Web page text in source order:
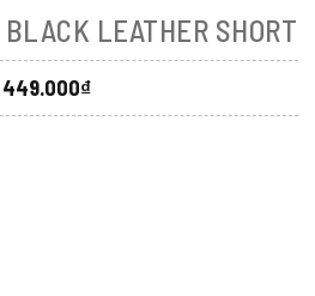
LEATHER SHORT
449.000₫